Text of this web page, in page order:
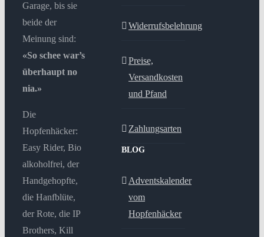
Garage, bis sie
beide der
Meinung sind:
«So schee war’s
überhaupt no
nia.»
Die
Hopfenhäcker:
Easy Rider, Bio
alkoholfrei, der
Handgehopfte,
die Hanfblüte,
der Rote, die IP
Brothers, Kill
Widerrufsbelehrung
Preise,
Versandkosten
und Pfand
Zahlungsarten
BLOG
Adventskalender
vom
Hopfenhäcker